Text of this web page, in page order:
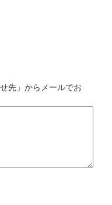
先」からメールでお